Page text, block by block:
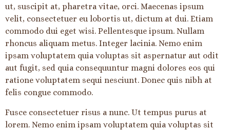
ut, suscipit at, pharetra vitae, orci. Maecenas ipsum
velit, consectetuer eu lobortis ut, dictum at dui. Etiam
commodo dui eget wisi. Pellentesque ipsum. Nullam
rhoncus aliquam metus. Integer lacinia. Nemo enim
ipsam voluptatem quia voluptas sit aspernatur aut odit
aut fugit, sed quia consequuntur magni dolores eos qui
ratione voluptatem sequi nesciunt. Donec quis nibh at
felis congue commodo.
Fusce consectetuer risus a nunc. Ut tempus purus at
lorem. Nemo enim ipsam voluptatem quia voluptas sit